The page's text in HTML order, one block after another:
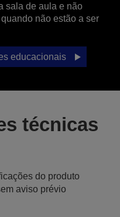
sala de aula e não
não estão a ser
educacionais
técnicas
do produto
aviso prévio